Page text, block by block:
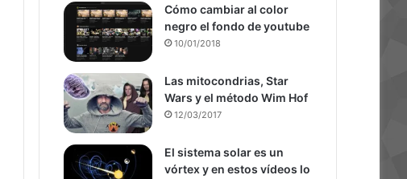
Cómo cambiar al color
negro el fondo de youtube
10/01/2018
Las mitocondrias, Star
Wars y el método Wim Hof
12/03/2017
El sistema solar es un
vórtex y en estos vídeos lo